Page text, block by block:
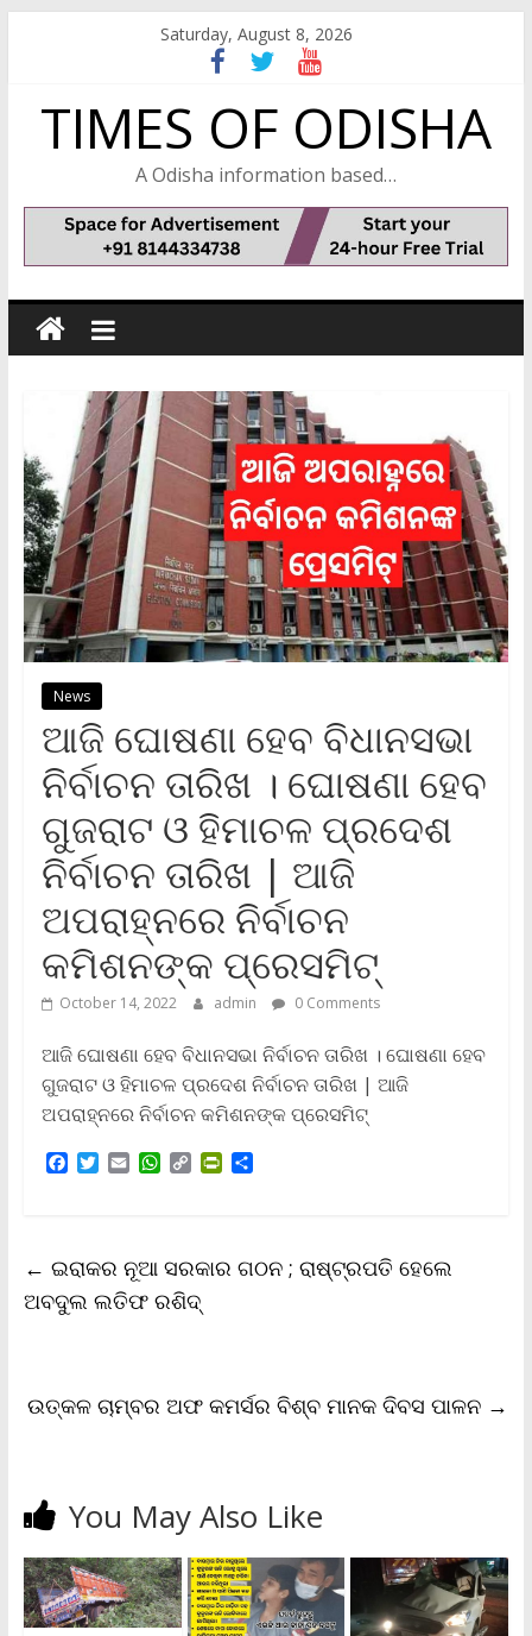
Saturday, August 8, 2026
TIMES OF ODISHA
A Odisha information based…
News
ଆଜି ଘୋଷଣା ହେବ ବିଧାନସଭା
ନିର୍ବାଚନ ତାରିଖ । ଘୋଷଣା ହେବ
ଗୁଜରାଟ ଓ ହିମାଚଳ ପ୍ରଦେଶ
ନିର୍ବାଚନ ତାରିଖ | ଆଜି
ଅପରାହ୍ନରେ ନିର୍ବାଚନ
କମିଶନଙ୍କ ପ୍ରେସମିଟ୍‌
October 14, 2022 admin 0 Comments
ଆଜି ଘୋଷଣା ହେବ ବିଧାନସଭା ନିର୍ବାଚନ ତାରିଖ । ଘୋଷଣା ହେବ
ଗୁଜରାଟ ଓ ହିମାଚଳ ପ୍ରଦେଶ ନିର୍ବାଚନ ତାରିଖ | ଆଜି
ଅପରାହ୍ନରେ ନିର୍ବାଚନ କମିଶନଙ୍କ ପ୍ରେସମିଟ୍‌
F
o
o
k
T
e
r
E
W
A
p
p
C
i
n
k
P
F
l
y
S
← ଇରାକର ନୂଆ ସରକାର ଗଠନ ; ରାଷ୍ଟ୍ରପତି ହେଲେ
ଅବଦୁଲ ଲତିଫ ରଶିଦ୍
ଉତ୍କଳ ଚାମ୍ବର ଅଫ କମର୍ସର ବିଶ୍ବ ମାନକ ଦିବସ ପାଳନ →
You May Also Like